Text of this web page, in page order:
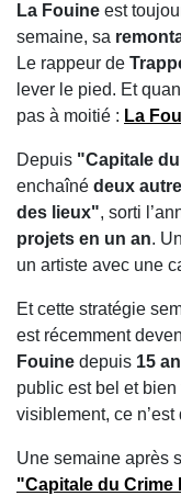
La Fouine est
semaine, sa
Le rappeur de
lever le pied. Et
pas à moitié : La
Depuis "Capitale
enchaîné deux
des lieux", sorti
projets en un an.
un artiste avec une
Et cette stratégie
est récemment
Fouine depuis 15
public est bel et
visiblement, ce n’est
Une semaine après
"Capitale du Crime